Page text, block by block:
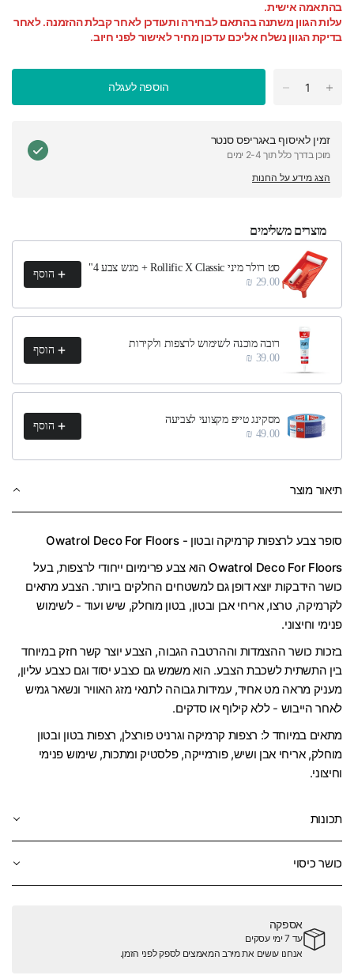
בהתאמה אישית.
עלות הגוון משתנה בהתאם לבחירה ותעודכן לאחר קבלת ההזמנה. לאחר
בדיקת הגוון נשלח אליכם עדכון מחיר לאישור לפני חיוב.
הוספה לעגלה
זמין לאיסוף באגריפס סנטר
מוכן בדרך כלל תוך 2-4 ימים
הצג מידע על החנות
מוצרים משלימים
recommendations, or scroll horizontally to view more products.
סט רולר מיני Rollific X Classic + מגש צבע 4"
29.00 ₪
הוסף
רובה מוכנה לשימוש לרצפות ולקירות
39.00 ₪
הוסף
מסקינג טייפ מקצועי לצביעה
49.00 ₪
הוסף
תיאור מוצר
סופר צבע לרצפות קרמיקה ובטון - Owatrol Deco For Floors
Owatrol Deco For Floorsהוא צבע פרימיום ייחודי לרצפות, בעל
כושר הידבקות יוצא דופן גם למשטחים החלקים ביותר. הצבע מתאים
לקרמיקה, טרצו, אריחי אבן ובטון, בטון מוחלק, שיש ועוד - לשימוש
פנימי וחיצוני.
בזכות כושר ההצמדות וההרטבה הגבוה, הצבע יוצר קשר חזק במיוחד
בין התשתית לשכבת הצבע. הוא משמש גם כצבע יסוד וגם כצבע עליון,
מעניק מראה מט אחיד, עמידות גבוהה לתנאי מזג האוויר ונשאר גמיש
לאחר הייבוש - ללא קילוף או סדקים.
מתאים במיוחד ל: רצפות קרמיקה וגרניט פורצלן, רצפות בטון ובטון
מוחלק, אריחי אבן ושיש, פורמייקה, פלסטיק ומתכות, שימוש פנימי
וחיצוני.
תכונות
כושר כיסוי
אספקה
עד 7 ימי עסקים
אנחנו עושים את מירב המאמצים לספק לפני הזמן.